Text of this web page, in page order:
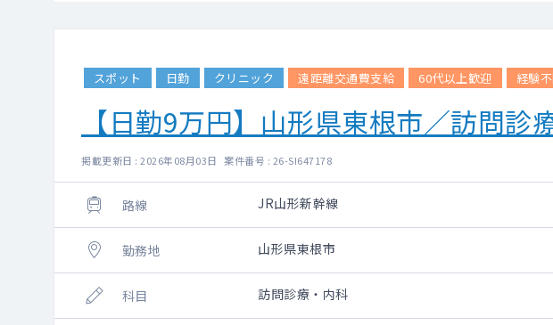
スポット 日勤 クリニック 遠距離交通費支給 60代以上歓迎 経験
【日勤9万円】山形県東根市／訪問診
掲載更新日 : 2026年08月03日 案件番号 : 26-SI647178
路線 JR山形新幹線
勤務地 山形県東根市
科目 訪問診療・内科